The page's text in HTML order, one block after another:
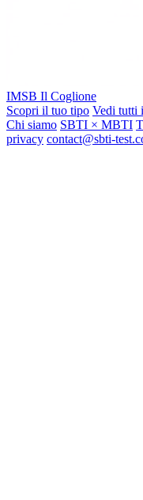
IMSB Il Coglione
Scopri il tuo tipo Vedi tutti
Chi siamo SBTI × MBTI
privacy contact@sbti-